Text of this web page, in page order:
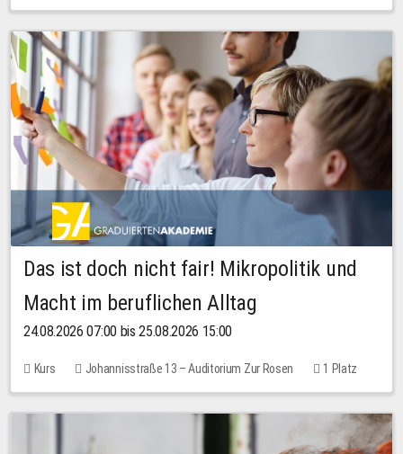
Keine freien Plätze
Das ist doch nicht fair! Mikropolitik und
Macht im beruflichen Alltag
24.08.2026 07:00 bis 25.08.2026 15:00
Kurs Johannisstraße 13 – Auditorium Zur Rosen
1 Platz
30,00 EUR